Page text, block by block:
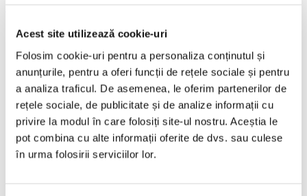
Acest site utilizează cookie-uri
Folosim cookie-uri pentru a personaliza conținutul și
anunțurile, pentru a oferi funcții de rețele sociale și pentru
a analiza traficul. De asemenea, le oferim partenerilor de
rețele sociale, de publicitate și de analize informații cu
privire la modul în care folosiți site-ul nostru. Aceștia le
pot combina cu alte informații oferite de dvs. sau culese
în urma folosirii serviciilor lor.
Detalii eveniment
RAOUL
Turneu National
"De dragul tau"
Balkanic Orchestra Live
Casa Tineretului Braila